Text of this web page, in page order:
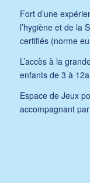
Fort d’une
l’hygiène et de la
certifiés (norme
L’accès à la
enfants de 3 à
Espace de Jeux
accompagnant